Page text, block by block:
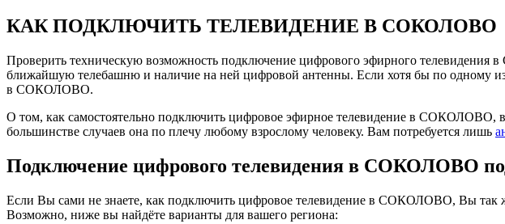
КАК ПОДКЛЮЧИТЬ ТЕЛЕВИДЕНИЕ В СОКОЛОВО
Проверить техническую возможность подключение цифрового эфирного
ближайшую телебашню и наличие на ней цифровой антенны. Если хотя бы по одному из
в СОКОЛОВО.
О том, как самостоятельно подключить цифровое эфирное телевидение в СОКОЛОВО,
большинстве случаев она по плечу любому взрослому человеку. Вам потребуется лишь
Подключение цифрового телевидения в СОКОЛОВО
Если Вы сами не знаете, как подключить цифровое телевидение в СОКОЛОВО, Вы так
Возможно, ниже вы найдёте варианты для вашего региона: